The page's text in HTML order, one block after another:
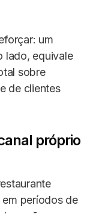
um
lado, equivale
sobre
de clientes
próprio
períodos de